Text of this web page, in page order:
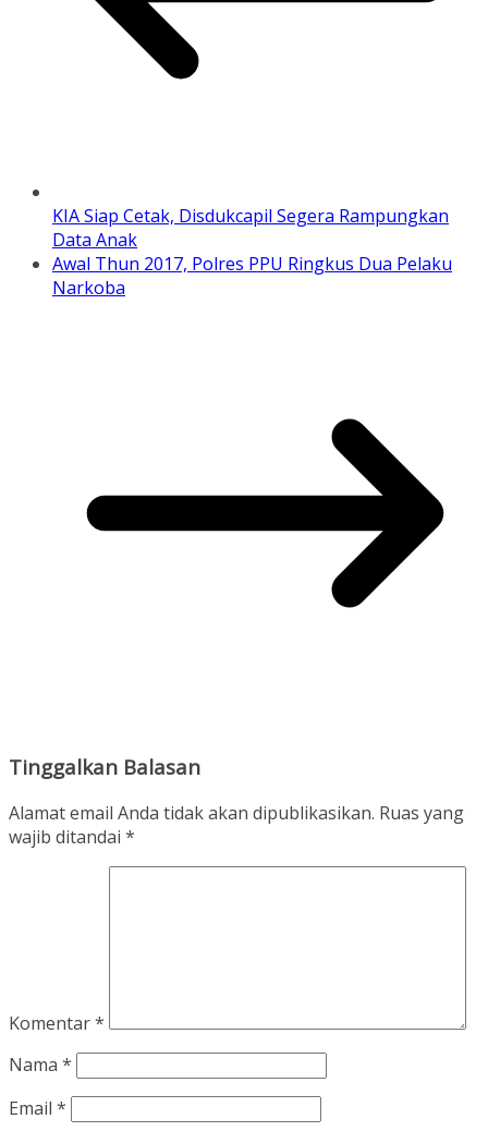
KIA Siap Cetak, Disdukcapil Segera Rampungkan
Data Anak
Awal Thun 2017, Polres PPU Ringkus Dua Pelaku
Narkoba
Tinggalkan Balasan
Alamat email Anda tidak akan dipublikasikan. Ruas yang
wajib ditandai *
Komentar*
Nama *
Email *